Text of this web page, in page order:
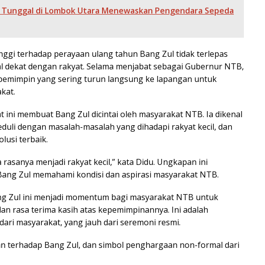
Tunggal di Lombok Utara Menewaskan Pengendara Sepeda
terhadap perayaan ulang tahun Bang Zul tidak terlepas
dekat dengan rakyat. Selama menjabat sebagai Gubernur NTB,
yang sering turun langsung ke lapangan untuk
ini membuat Bang Zul dicintai oleh masyarakat NTB. Ia dikenal
dengan masalah-masalah yang dihadapi rakyat kecil, dan
terbaik.
menjadi rakyat kecil,” kata Didu. Ungkapan ini
Zul memahami kondisi dan aspirasi masyarakat NTB.
Zul ini menjadi momentum bagi masyarakat NTB untuk
rasa terima kasih atas kepemimpinannya. Ini adalah
masyarakat, yang jauh dari seremoni resmi.
terhadap Bang Zul, dan simbol penghargaan non-formal dari